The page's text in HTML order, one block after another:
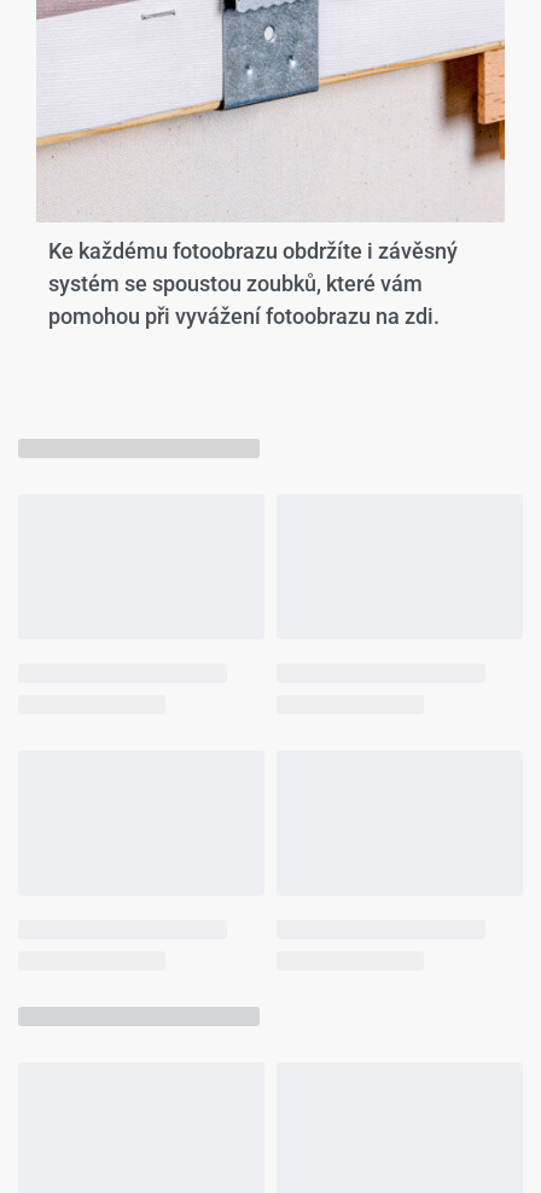
Ke každému fotoobrazu obdržíte i závěsný
systém se spoustou zoubků, které vám
pomohou při vyvážení fotoobrazu na zdi.